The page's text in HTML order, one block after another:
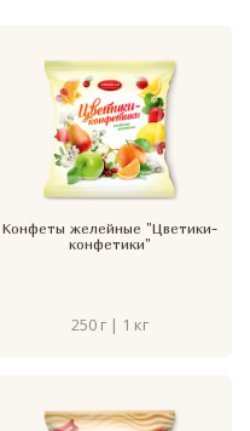
Конфеты желейные "Цветики-
конфетики"
250 г | 1 кг